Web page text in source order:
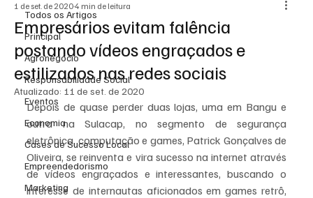
Todos os Artigos
Principal
Agronegócio
Responsabilidade Social
Eventos
Economia
Cases de Sucesso Local
Empreendedorismo
Marketing
Empresários evitam falência
postando vídeos engraçados e
estilizados nas redes sociais
1 de set. de 20204 min de leitura
Atualizado: 11 de set. de 2020
Depois de quase perder duas lojas, uma em Bangu e
outra na Sulacap, no segmento de segurança
eletrônica, computação e games, Patrick Gonçalves de
Oliveira, se reinventa e vira sucesso na internet através
de vídeos engraçados e interessantes, buscando o
interesse de internautas aficionados em games retrô,